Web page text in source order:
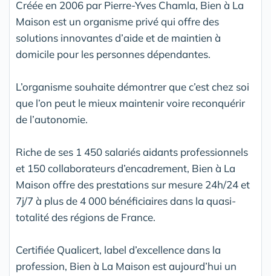
Créée en 2006 par Pierre-Yves Chamla, Bien à La
Maison est un organisme privé qui offre des
solutions innovantes d’aide et de maintien à
domicile pour les personnes dépendantes.
L’organisme souhaite démontrer que c’est chez soi
que l’on peut le mieux maintenir voire reconquérir
de l’autonomie.
Riche de ses 1 450 salariés aidants professionnels
et 150 collaborateurs d’encadrement, Bien à La
Maison offre des prestations sur mesure 24h/24 et
7j/7 à plus de 4 000 bénéficiaires dans la quasi-
totalité des régions de France.
Certifiée Qualicert, label d’excellence dans la
profession, Bien à La Maison est aujourd’hui un